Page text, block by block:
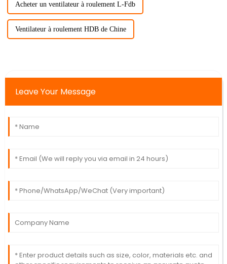
Acheter un ventilateur à roulement L-Fdb
Ventilateur à roulement HDB de Chine
Leave Your Message